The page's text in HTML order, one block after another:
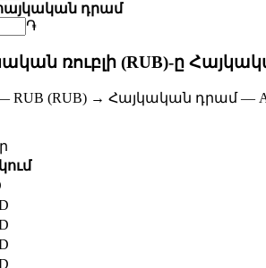
դրամ
֏
ռուբլի (RUB)-ը
RUB (RUB) → Հայկական դրամ —